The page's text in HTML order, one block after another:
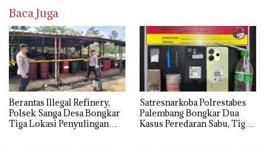
Baca Juga
Berantas Illegal Refinery,
Polsek Sanga Desa Bongkar
Tiga Lokasi Penyulingan
Satresnarkoba Polrestabes
Palembang Bongkar Dua
Kasus Peredaran Sabu, Tiga